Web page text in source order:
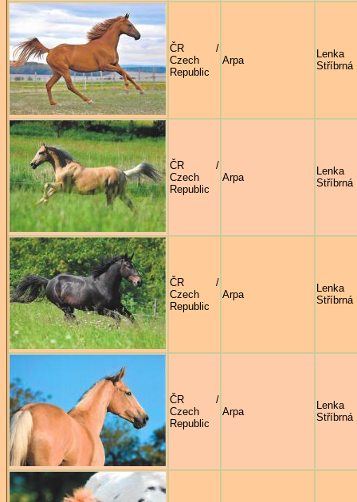
ČR /
Czech
Republic
Arpa
Lenka
Stříbrná
ČR /
Czech
Republic
Arpa
Lenka
Stříbrná
ČR /
Czech
Republic
Arpa
Lenka
Stříbrná
ČR /
Czech
Republic
Arpa
Lenka
Stříbrná